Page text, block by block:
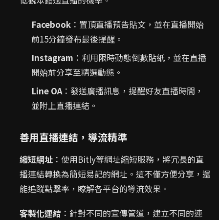
Facebook ：置頂直播預告貼文，並在直播開始
前15分鐘發布最後提醒。
Instagram ：利用限時動態倒數貼紙，並在直播
開始前分享至精選動態。
Line OA：發送廣播訊息，提醒好友直播時間，
並附上直播連結。
善用直播連結，導流精準
縮短網址 ：使用Bitly等網址縮短服務，將冗長的直
播連結轉換為簡短易記的網址。這不僅方便分享，還
能追蹤點擊率，瞭解各平台的導流效果。
客製化連結 ：針對不同的宣傳管道，建立不同的連